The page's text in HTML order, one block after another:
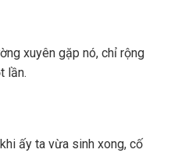
xuyên gặp nó, chỉ rộng
lần.
ấy ta vừa sinh xong, cố